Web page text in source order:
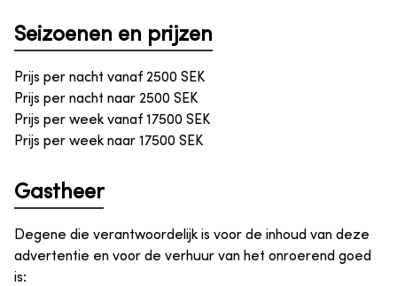
Seizoenen en prijzen
Prijs per nacht vanaf 2500 SEK
Prijs per nacht naar 2500 SEK
Prijs per week vanaf 17500 SEK
Prijs per week naar 17500 SEK
Gastheer
Degene die verantwoordelijk is voor de inhoud van deze
advertentie en voor de verhuur van het onroerend goed
is: